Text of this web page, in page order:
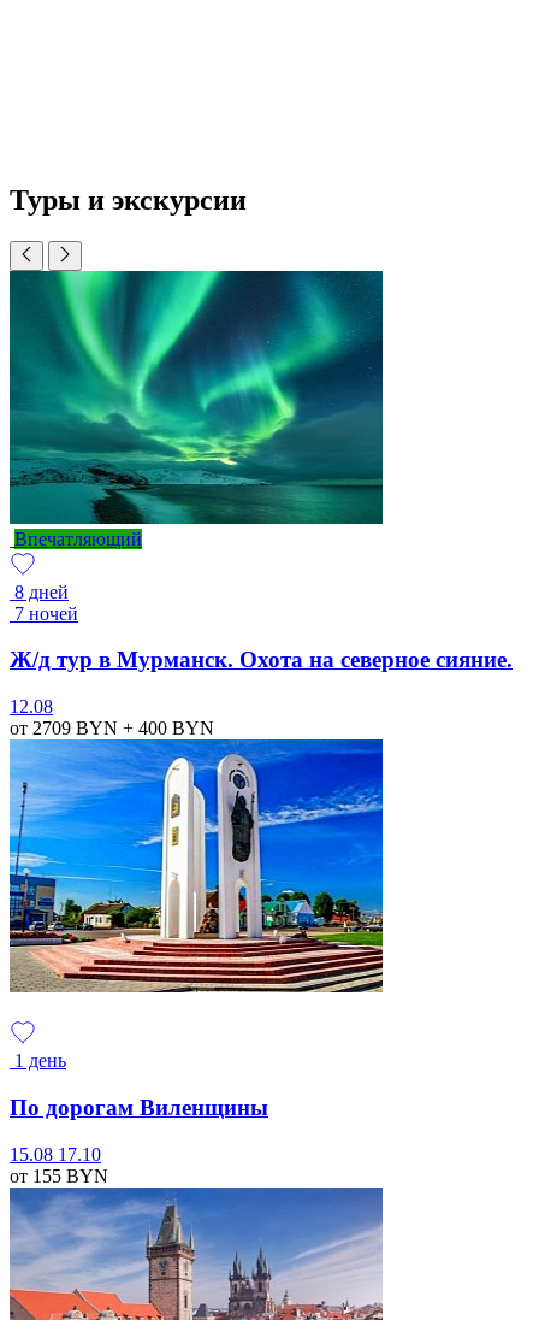
Туры и экскурсии
Впечатляющий
8 дней
7 ночей
Ж/д тур в Мурманск. Охота на северное сияние.
12.08
от 2709 BYN + 400 BYN
1 день
По дорогам Виленщины
15.08 17.10
от 155 BYN